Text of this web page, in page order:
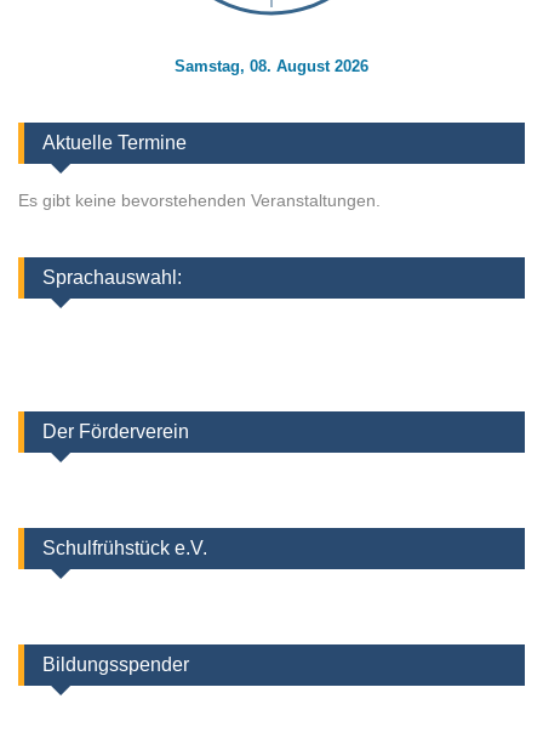
Samstag, 08. August 2026
Aktuelle Termine
Es gibt keine bevorstehenden Veranstaltungen.
Sprachauswahl:
Der Förderverein
Schulfrühstück e.V.
Bildungsspender